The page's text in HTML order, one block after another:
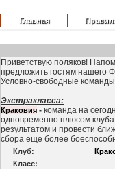
Главная
Приветствую поляков!
предложить гостям нашего
Условно-свободные
Экстракласса:
Краковия - команда на
одновременно плюсом клуба
результатом и провести
сбора еще более
Клуб:
Класс: